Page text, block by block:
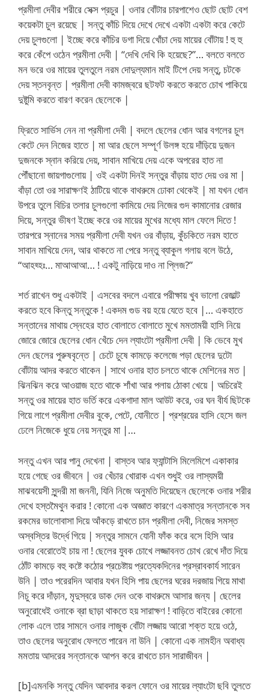
প্রমীলা দেবীর শরীরে সেক্স প্রচুর | ওনার বোঁটার চারপাশেও ছোট ছোট বেশ
কয়েকটা চুল রয়েছে | সন্তু কাঁচি দিয়ে দেখে দেখে একটা একটা করে কেটে
দেয় চুলগুলো | ইচ্ছে করে কাঁচির ডগা দিয়ে খোঁচা দেয় মায়ের বোঁটায় ! হু হু
করে কেঁপে ওঠেন প্রমীলা দেবী | “দেখি দেখি কি হয়েছে?”… বলতে বলতে
মন ভরে ওর মায়ের তুলতুলে নরম দোদুল্যমান মাই টিপে দেয় সন্তু, চটকে
দেয় স্তনবৃন্ত | প্রমীলা দেবী কামজ্বরে ছটফট করতে করতে চোখ পাকিয়ে
দুষ্টুমি করতে বারণ করেন ছেলেকে |
ফ্রিতে সার্ভিস নেন না প্রমীলা দেবী | বদলে ছেলের ধোন আর বগলের চুল
কেটে দেন নিজের হাতে | মা আর ছেলে সম্পূর্ণ উলঙ্গ হয়ে দাঁড়িয়ে দুজন
দুজনকে স্নান করিয়ে দেয়, সাবান মাখিয়ে দেয় একে অপরের হাত না
পৌঁছানো জায়গাগুলোয় | ওই একটা দিনই সন্তুর বাঁড়ায় হাত দেয় ওর মা |
বাঁড়া তো ওর সারাক্ষণই ঠাটিয়ে থাকে বাথরুমে ঢোকা থেকেই | মা যখন ধোন
উপরে তুলে বিচির তলার চুলগুলো কামিয়ে দেয় নিজের গুদ কামানোর রেজার
দিয়ে, সন্তুর ভীষণ ইচ্ছে করে ওর মায়ের মুখের মধ্যে মাল ফেলে দিতে !
তারপরে স্নানের সময় প্রমীলা দেবী যখন ওর বাঁড়ায়, কুঁচকিতে নরম হাতে
সাবান মাখিয়ে দেন, আর থাকতে না পেরে সন্তু ব্যাকুল গলায় বলে উঠে,
“আহহ্হঃ… মাআআআ… ! একটু নাড়িয়ে দাও না প্লিজ?”
শর্ত রাখেন শুধু একটাই | এসবের বদলে এবারে পরীক্ষায় খুব ভালো রেজাল্ট
করতে হবে কিন্তু সন্তুকে ! একদম গুড বয় হয়ে যেতে হবে |… একহাতে
সন্তানের মাথায় স্নেহের হাত বোলাতে বোলাতে মুখে মমতাময়ী হাসি নিয়ে
জোরে জোরে ছেলের ধোন খেঁচে দেন ল্যাংটো প্রমীলা দেবী | কি ভেবে মুখ
দেন ছেলের পুরুষবৃন্তে | চেটে চুষে কামড়ে কলেজে পড়া ছেলের দুটো
বোঁটায় আদর করতে থাকেন | সাথে ওনার হাত চলতে থাকে মেশিনের মত |
ঝিনঝিন করে আওয়াজ হতে থাকে শাঁখা আর পলায় ঠোকা খেয়ে | অচিরেই
সন্তু ওর মায়ের হাত ভর্তি করে একগাদা মাল আউট করে, ওর ঘন বীর্য ছিটকে
গিয়ে লাগে প্রমীলা দেবীর বুকে, পেটে, যোনীতে | প্রশ্রয়ের হাসি হেসে জল
ঢেলে নিজেকে ধুয়ে নেয় সন্তুর মা |…
সন্তু এখন আর পানু দেখেনা | বাস্তব আর ফ্যান্টাসি মিলেমিশে একাকার
হয়ে গেছে ওর জীবনে | ওর খেঁচার খোরাক এখন শুধুই ওর লাস্যময়ী
মাঝবয়েসী সুন্দরী মা জননী, যিনি নিজে অনুমতি দিয়েছেন ছেলেকে ওনার শরীর
দেখে হস্তমৈথুন করার ! কোনো এক অজ্ঞাত কারণে একমাত্র সন্তানকে সব
রকমের ভালোবাসা দিয়ে আঁকড়ে রাখতে চান প্রমীলা দেবী, নিজের সমস্ত
অস্বস্তির উর্দ্ধে গিয়ে | সন্তুর সামনে যোনী ফাঁক করে বসে হিসি আর
ওনার বেরোতেই চায় না ! ছেলের যুবক চোখে লজ্জাবনত চোখ রেখে দাঁত দিয়ে
ঠোঁট কামড়ে বহু কষ্টে কঠোর প্রচেষ্টায় প্রত্যেকদিনের প্রস্রাবকার্য সারেন
উনি | তাও পরেরদিন আবার যখন হিসি পায় ছেলের ঘরের দরজায় গিয়ে মাথা
নিচু করে দাঁড়ান, মৃদুস্বরে ডাক দেন ওকে বাথরুমে আসার জন্য | ছেলের
অনুরোধেই ওনাকে ব্রা ছাড়া থাকতে হয় সারাক্ষণ ! বাড়িতে বাইরের কোনো
লোক এলে তার সামনে ওনার লাজুক বোঁটা লজ্জায় আরো শক্ত হয়ে ওঠে,
তাও ছেলের অনুরোধ ফেলতে পারেন না উনি | কোনো এক নামহীন অবাধ্য
মমতায় আদরের সন্তানকে আপন করে রাখতে চান সারাজীবন |
[b]এমনকি সন্তু যেদিন আবদার করল ফোনে ওর মায়ের ল্যাংটো ছবি তুলতে